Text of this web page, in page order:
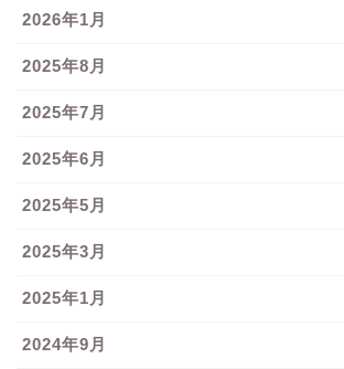
2026年1月
2025年8月
2025年7月
2025年6月
2025年5月
2025年3月
2025年1月
2024年9月